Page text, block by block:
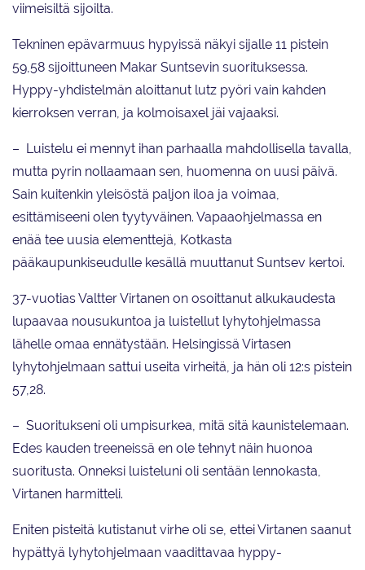
viimeisiltä sijoilta.
Tekninen epävarmuus hypyissä näkyi sijalle 11 pistein
59,58 sijoittuneen Makar Suntsevin suorituksessa.
Hyppy-yhdistelmän aloittanut lutz pyöri vain kahden
kierroksen verran, ja kolmoisaxel jäi vajaaksi.
– Luistelu ei mennyt ihan parhaalla mahdollisella tavalla,
mutta pyrin nollaamaan sen, huomenna on uusi päivä.
Sain kuitenkin yleisöstä paljon iloa ja voimaa,
esittämiseeni olen tyytyväinen. Vapaaohjelmassa en
enää tee uusia elementtejä, Kotkasta
pääkaupunkiseudulle kesällä muuttanut Suntsev kertoi.
37-vuotias Valtter Virtanen on osoittanut alkukaudesta
lupaavaa nousukuntoa ja luistellut lyhytohjelmassa
lähelle omaa ennätystään. Helsingissä Virtasen
lyhytohjelmaan sattui useita virheitä, ja hän oli 12:s pistein
57,28.
– Suoritukseni oli umpisurkea, mitä sitä kaunistelemaan.
Edes kauden treeneissä en ole tehnyt näin huonoa
suoritusta. Onneksi luisteluni oli sentään lennokasta,
Virtanen harmitteli.
Eniten pisteitä kutistanut virhe oli se, ettei Virtanen saanut
hypättyä lyhytohjelmaan vaadittavaa hyppy-